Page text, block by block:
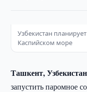
Узбекистан
Каспийском море
Ташкент,
запустить паромное